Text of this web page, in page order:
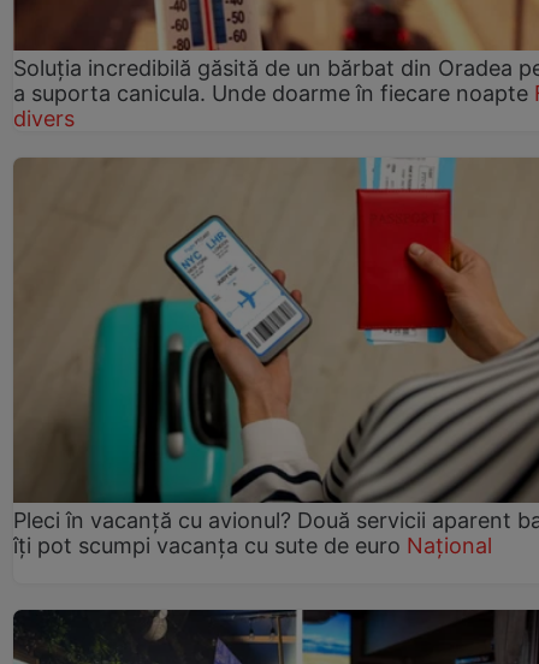
Soluția incredibilă găsită de un bărbat din Oradea
a suporta canicula. Unde doarme în fiecare noapte
divers
Pleci în vacanță cu avionul? Două servicii aparent
îți pot scumpi vacanța cu sute de euro Național